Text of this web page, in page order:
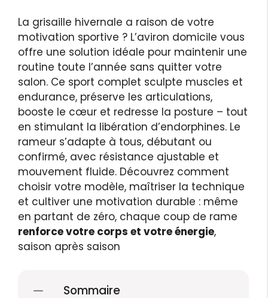
La grisaille hivernale a raison de votre
motivation sportive ? L’aviron domicile vous
offre une solution idéale pour maintenir une
routine toute l’année sans quitter votre
salon. Ce sport complet sculpte muscles et
endurance, préserve les articulations,
booste le cœur et redresse la posture – tout
en stimulant la libération d’endorphines. Le
rameur s’adapte à tous, débutant ou
confirmé, avec résistance ajustable et
mouvement fluide. Découvrez comment
choisir votre modèle, maîtriser la technique
et cultiver une motivation durable : même
en partant de zéro, chaque coup de rame
renforce votre corps et votre énergie,
saison après saison
Sommaire